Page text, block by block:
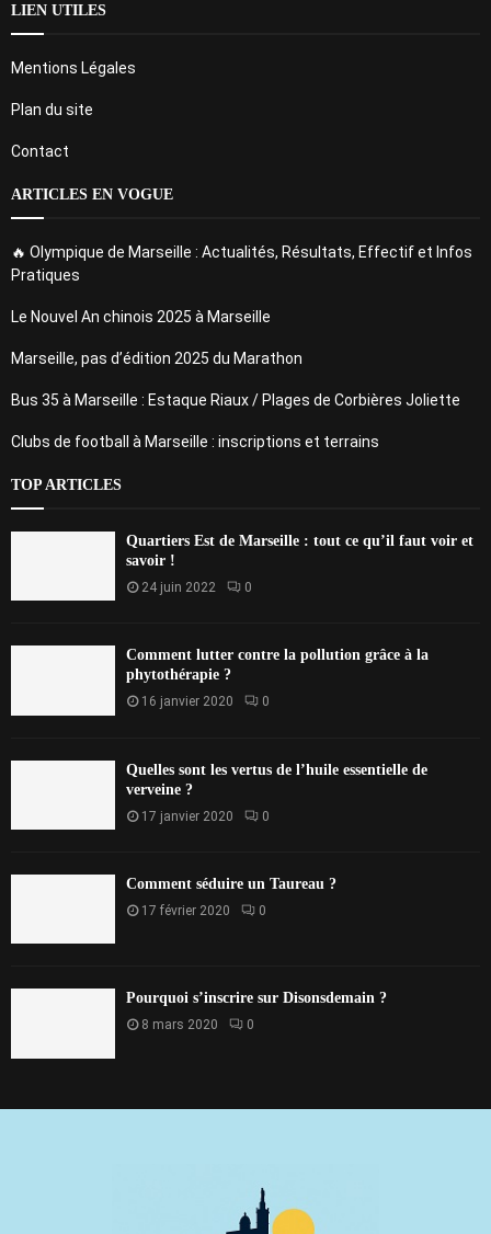
LIEN UTILES
Mentions Légales
Plan du site
Contact
ARTICLES EN VOGUE
🔥 Olympique de Marseille : Actualités, Résultats, Effectif et Infos
Pratiques
Le Nouvel An chinois 2025 à Marseille
Marseille, pas d’édition 2025 du Marathon
Bus 35 à Marseille : Estaque Riaux / Plages de Corbières Joliette
Clubs de football à Marseille : inscriptions et terrains
TOP ARTICLES
Quartiers Est de Marseille : tout ce qu’il faut voir et
savoir !
24 juin 2022 0
Comment lutter contre la pollution grâce à la
phytothérapie ?
16 janvier 2020 0
Quelles sont les vertus de l’huile essentielle de
verveine ?
17 janvier 2020 0
Comment séduire un Taureau ?
17 février 2020 0
Pourquoi s’inscrire sur Disonsdemain ?
8 mars 2020 0